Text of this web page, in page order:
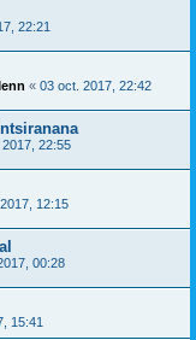
22:21
« 03 oct. 2017, 22:42
22:55
12:15
00:28
15:41